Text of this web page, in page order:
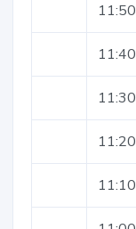
11:50
11:40
11:30
11:20
11:10